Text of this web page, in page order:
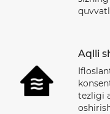
Aqlli
tezligi